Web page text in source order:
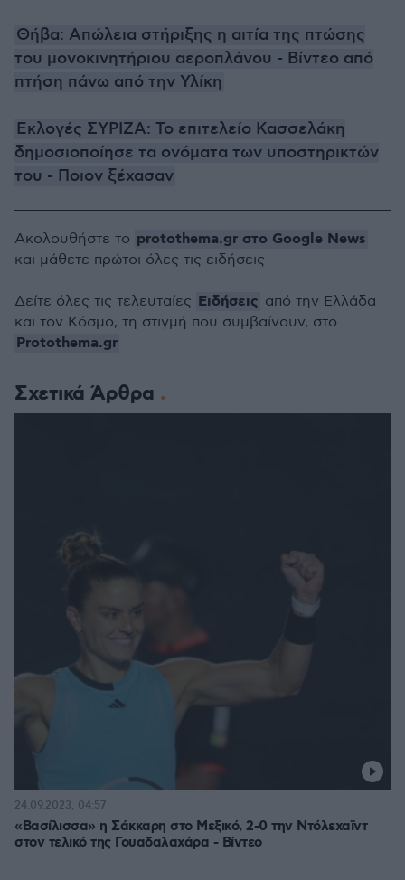
Θήβα: Απώλεια στήριξης η αιτία της πτώσης
του μονοκινητήριου αεροπλάνου - Βίντεο από
πτήση πάνω από την Υλίκη
Εκλογές ΣΥΡΙΖΑ: Το επιτελείο Κασσελάκη
δημοσιοποίησε τα ονόματα των υποστηρικτών
του - Ποιον ξέχασαν
Σχετικά Άρθρα
«Βασίλισσα» η Σάκκαρη στο Μεξικό, 2-0 την Ντόλεχαϊντ
στον τελικό της Γουαδαλαχάρα - Βίντεο
24.09.2023, 04:57
Ακολουθήστε το protothema.gr στο Google News
και μάθετε πρώτοι όλες τις ειδήσεις
Δείτε όλες τις τελευταίες Ειδήσεις από την Ελλάδα
και τον Κόσμο, τη στιγμή που συμβαίνουν, στο
Protothema.gr